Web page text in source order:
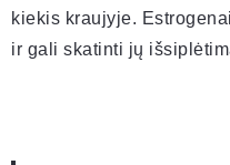
kiekis kraujyje.
ir gali skatinti jų